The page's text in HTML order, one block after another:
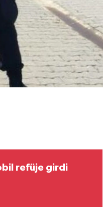
refüje girdi